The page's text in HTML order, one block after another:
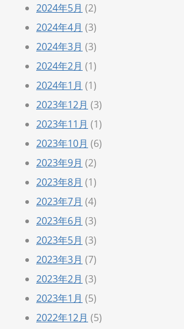
2024年5月 (2)
2024年4月 (3)
2024年3月 (3)
2024年2月 (1)
2024年1月 (1)
2023年12月 (3)
2023年11月 (1)
2023年10月 (6)
2023年9月 (2)
2023年8月 (1)
2023年7月 (4)
2023年6月 (3)
2023年5月 (3)
2023年3月 (7)
2023年2月 (3)
2023年1月 (5)
2022年12月 (5)